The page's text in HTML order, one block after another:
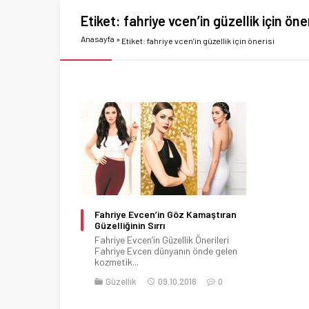
Etiket: fahriye vcen’in güzellik için
Anasayfa » Etiket: fahriye vcen’in güzellik için önerisi
Fahriye Evcen’in Göz Kamaştıran
Güzelliğinin Sırrı
Fahriye Evcen’in Güzellik Önerileri
Fahriye Evcen dünyanın önde gelen
kozmetik...
Güzellik 09.10.2016 0